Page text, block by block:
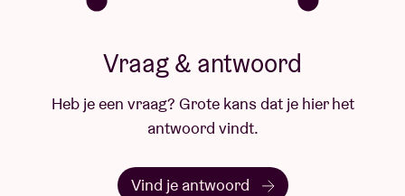
Vraag & antwoord
Heb je een vraag? Grote kans dat je hier het
antwoord vindt.
Vind je antwoord